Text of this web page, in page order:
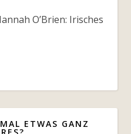
O’Brien: Irisches
ETWAS GANZ